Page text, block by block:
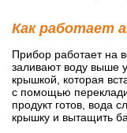
Как работает
Прибор работает на
заливают воду выше
крышкой, которая
с помощью
продукт готов, вода
крышку и вытащить